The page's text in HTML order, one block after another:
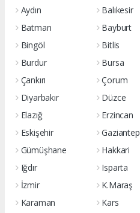
Aydın
Balıkesir
Batman
Bayburt
Bingöl
Bitlis
Burdur
Bursa
Çankırı
Çorum
Diyarbakır
Düzce
Elazığ
Erzincan
Eskişehir
Gaziantep
Gümüşhane
Hakkari
Iğdır
Isparta
İzmir
K.Maraş
Karaman
Kars